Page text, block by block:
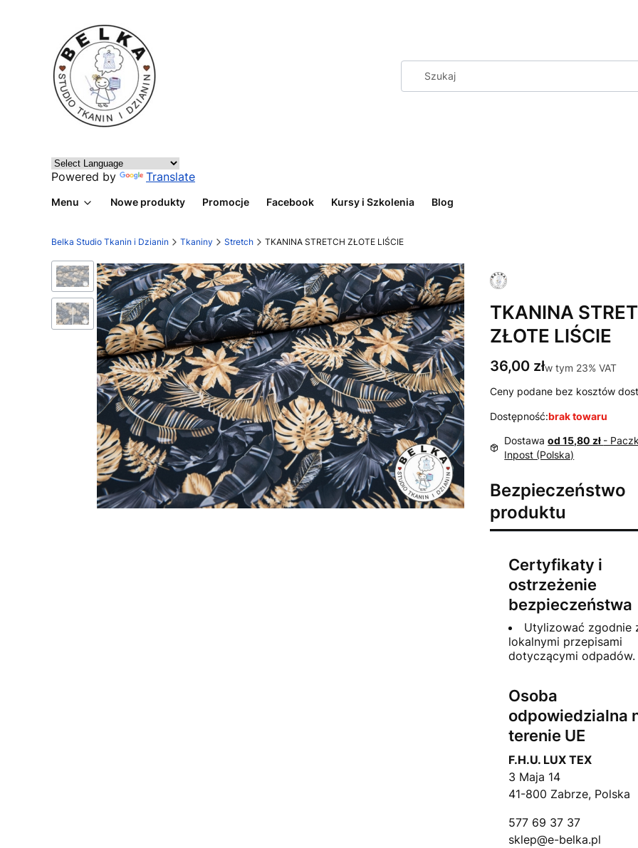
Powered by Translate
Menu Nowe produkty Promocje Facebook Kursy i Szkolenia Blog
Belka Studio Tkanin i Dzianin Tkaniny Stretch TKANINA STRETCH ZŁOTE LIŚCIE
TKANINA
ZŁOTE LIŚCIE
Cena
36,00 złw tym 23% VAT
w tym 23% VAT
Ceny podane bez kosztów
Dostępność:brak towaru
Dostawaod 15,80 zł -
Inpost (Polska)
Bezpieczeństwo
produktu
Certyfikaty i
ostrzeżenie
bezpieczeństwa
Utylizować zgodnie
lokalnymi przepisami
dotyczącymi odpadów.
Osoba
odpowiedzialna
terenie UE
F.H.U. LUX TEX
3 Maja 14
41-800 Zabrze, Polska
577 69 37 37
sklep@e-belka.pl